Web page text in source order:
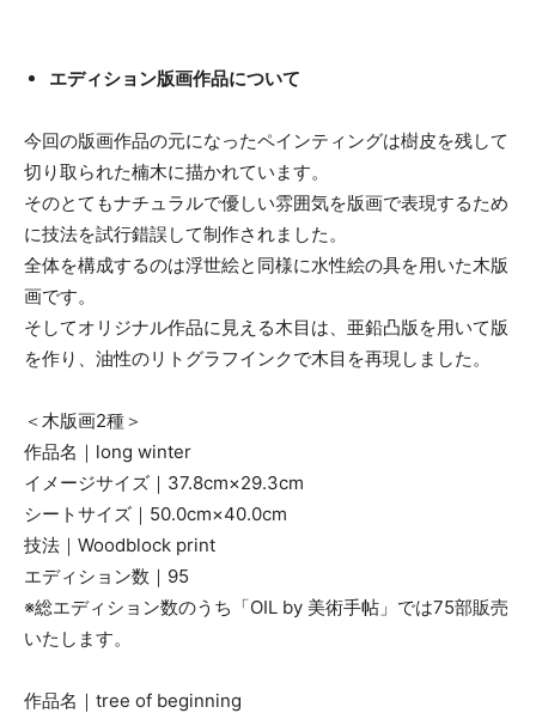
エディション版画作品について
今回の版画作品の元になったペインティングは樹皮を残して
切り取られた楠木に描かれています。
そのとてもナチュラルで優しい雰囲気を版画で表現するため
に技法を試行錯誤して制作されました。
全体を構成するのは浮世絵と同様に水性絵の具を用いた木版
画です。
そしてオリジナル作品に見える木目は、亜鉛凸版を用いて版
を作り、油性のリトグラフインクで木目を再現しました。
＜木版画2種＞
作品名｜long winter
イメージサイズ｜37.8cm×29.3cm
シートサイズ｜50.0cm×40.0cm
技法｜Woodblock print
エディション数｜95
※総エディション数のうち「OIL by 美術手帖」では75部販売
いたします。
作品名｜tree of beginning